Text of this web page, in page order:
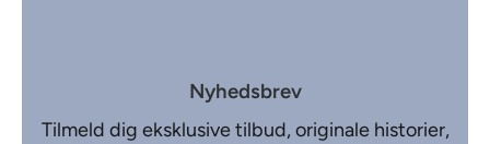
Nyhedsbrev
Tilmeld dig eksklusive tilbud, originale historier,